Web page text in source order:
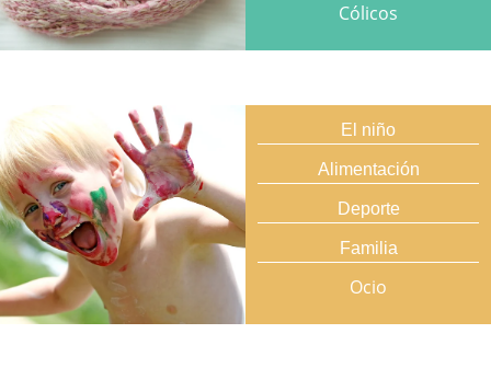
Cólicos
El niño
Alimentación
Deporte
Familia
Ocio